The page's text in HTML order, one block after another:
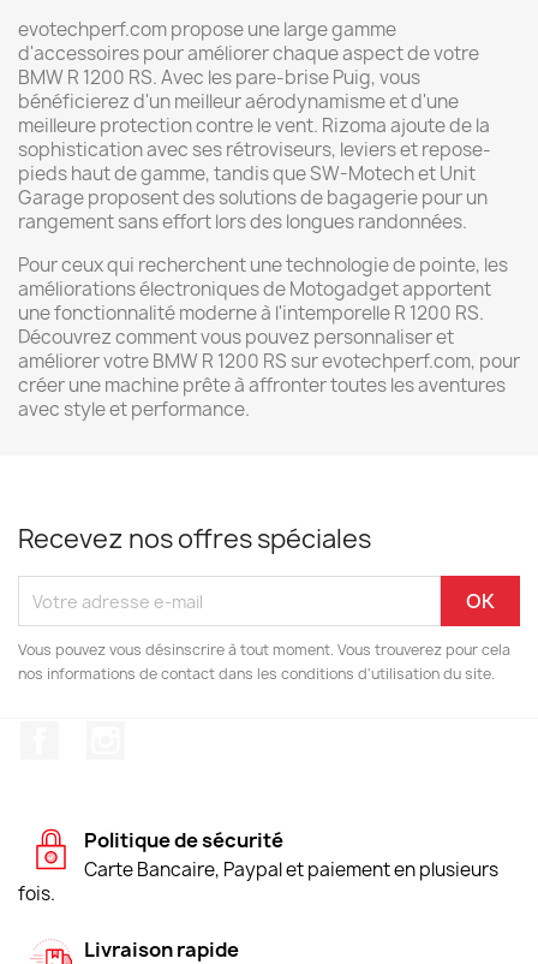
evotechperf.com propose une large gamme
d'accessoires pour améliorer chaque aspect de votre
BMW R 1200 RS. Avec les pare-brise Puig, vous
bénéficierez d'un meilleur aérodynamisme et d'une
meilleure protection contre le vent. Rizoma ajoute de la
sophistication avec ses rétroviseurs, leviers et repose-
pieds haut de gamme, tandis que SW-Motech et Unit
Garage proposent des solutions de bagagerie pour un
rangement sans effort lors des longues randonnées.
Pour ceux qui recherchent une technologie de pointe, les
améliorations électroniques de Motogadget apportent
une fonctionnalité moderne à l'intemporelle R 1200 RS.
Découvrez comment vous pouvez personnaliser et
améliorer votre BMW R 1200 RS sur evotechperf.com, pour
créer une machine prête à affronter toutes les aventures
avec style et performance.
Recevez nos offres spéciales
Vous pouvez vous désinscrire à tout moment. Vous trouverez pour cela
nos informations de contact dans les conditions d'utilisation du site.
Politique de sécurité
Carte Bancaire, Paypal et paiement en plusieurs
fois.
Livraison rapide